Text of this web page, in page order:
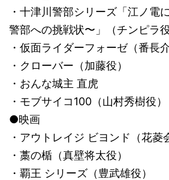
・十津川警部シリーズ「江ノ電
警部への挑戦状〜」（チンピラ役
・仮面ライダーフォーゼ（番長介
・クローバー（加藤役）
・おんな城主 直虎
・モブサイコ100（山村秀樹役）
●映画
・アウトレイジ ビヨンド（花菱
・藁の楯（真壁将太役）
・覇王 シリーズ（豊武雄役）